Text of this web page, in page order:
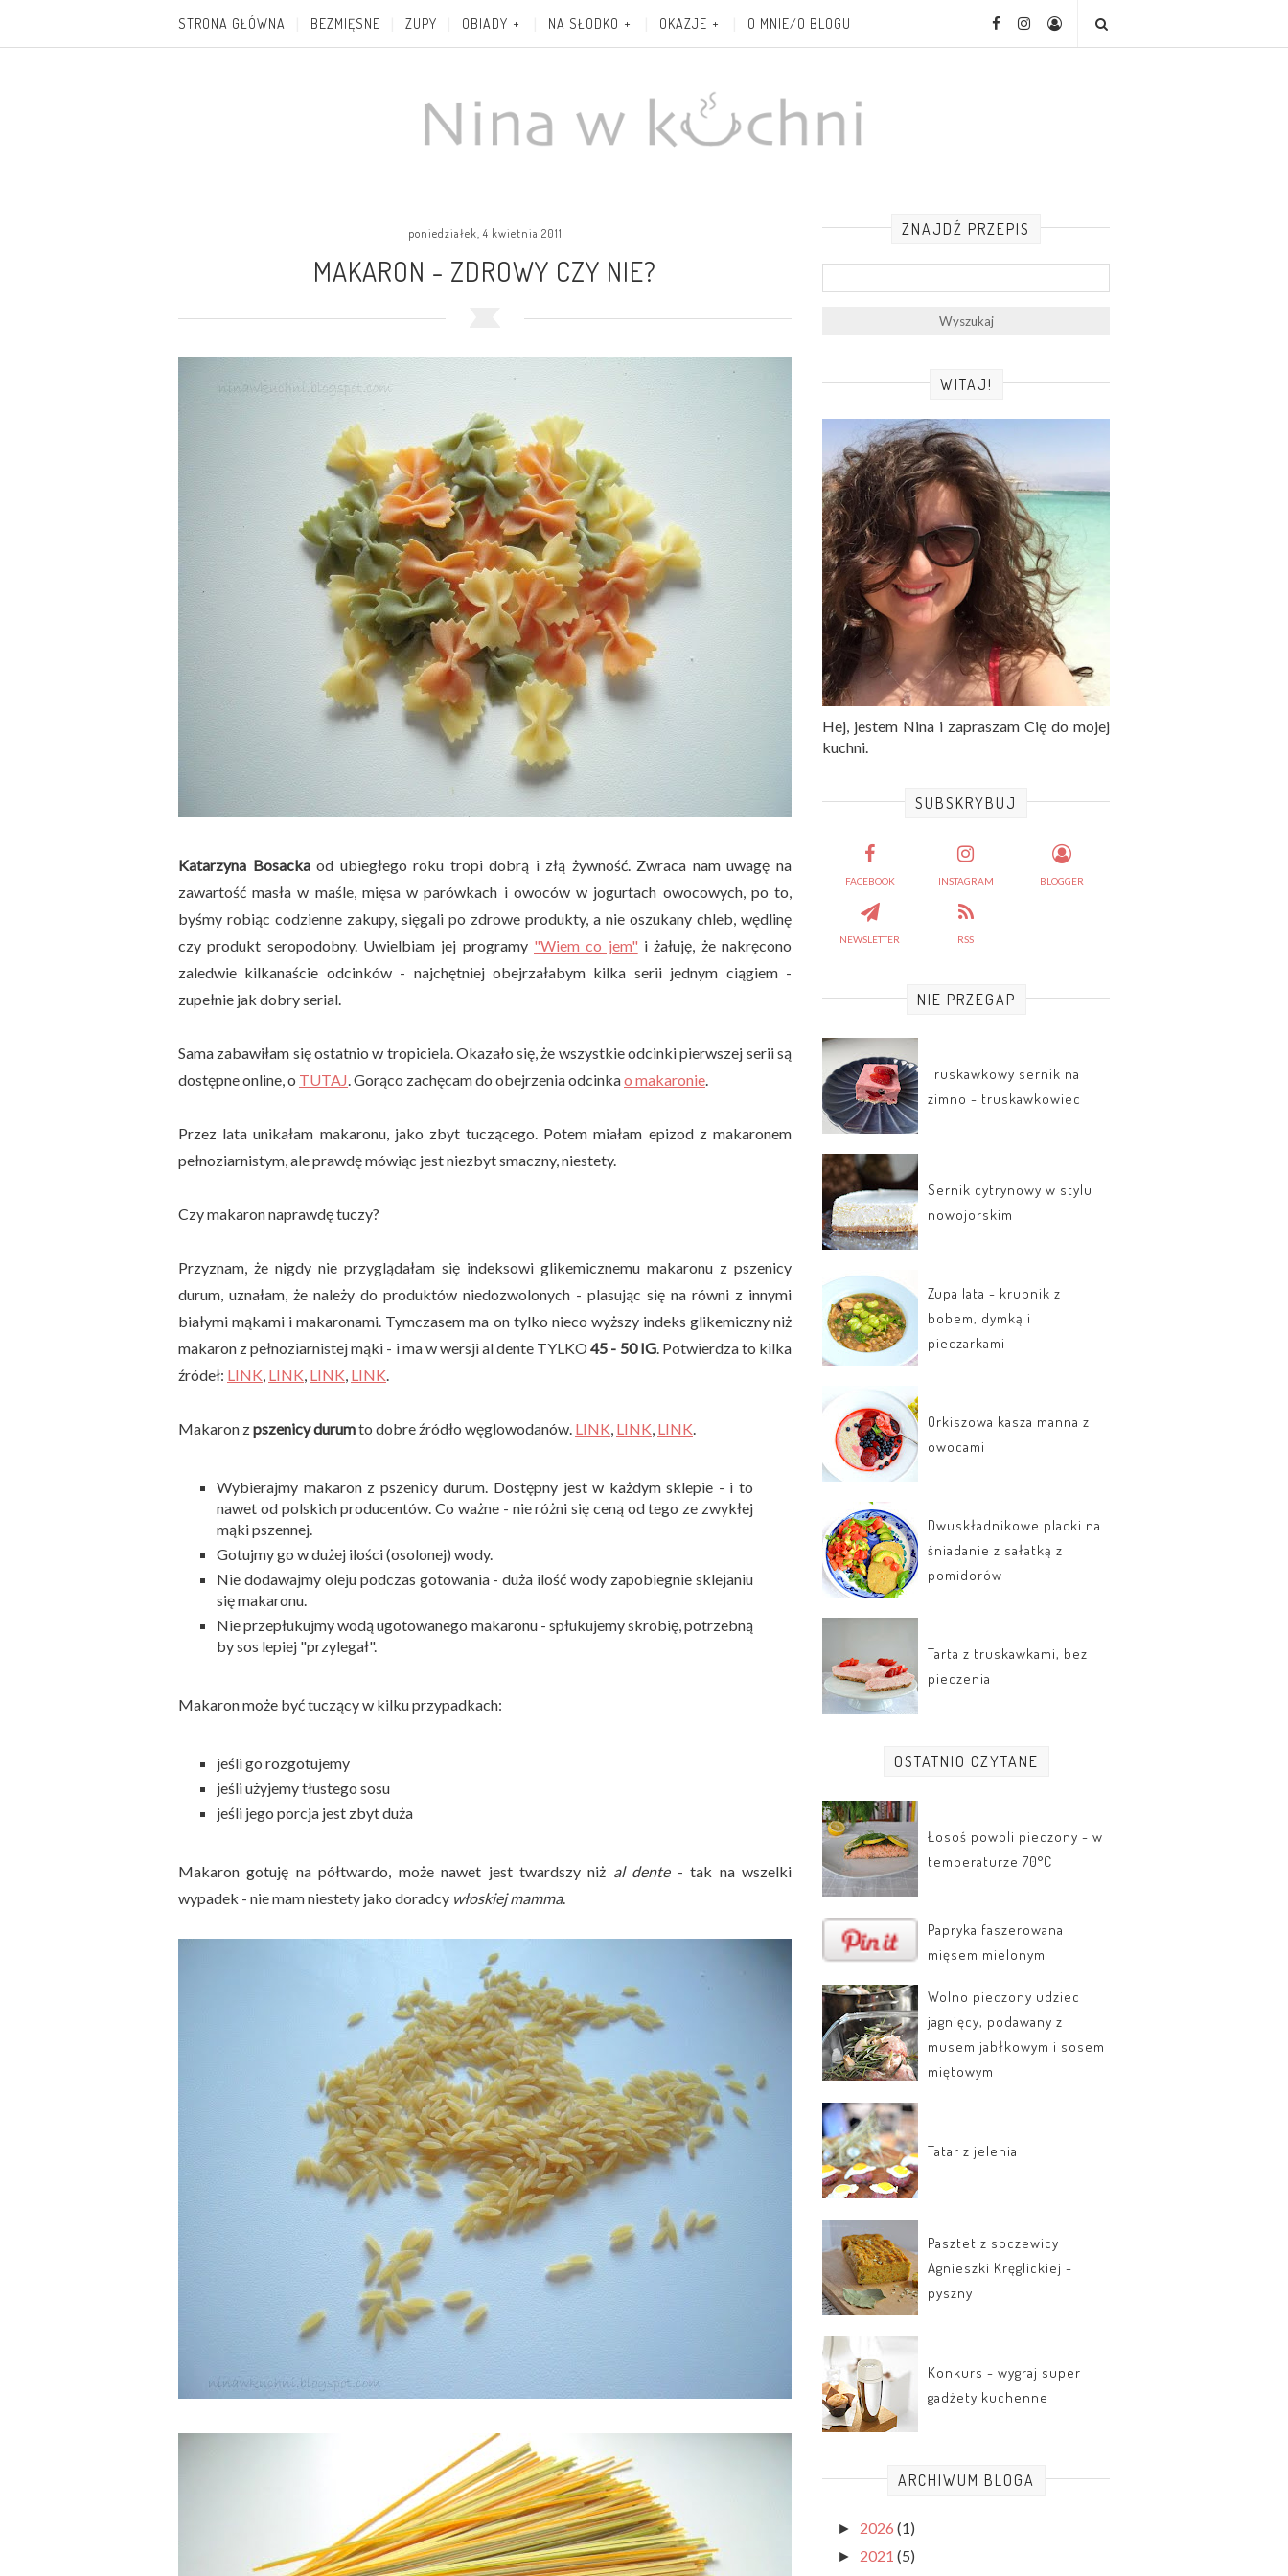
STRONA GŁÓWNA BEZMIĘSNE ZUPY OBIADY NA SŁODKO OKAZJE O MNIE/O BLOGU
poniedziałek, 4 kwietnia 2011
MAKARON - ZDROWY CZY NIE?
Katarzyna Bosackaod ubiegłego roku tropi dobrą i złą żywność. Zwraca nam uwagę na
zawartość masła w maśle, mięsa w parówkach i owoców w jogurtach owocowych, po to,
byśmy robiąc codzienne zakupy, sięgali po zdrowe produkty, a nie oszukany chleb, wędlinę
czy produkt seropodobny. Uwielbiam jej programy "Wiem co jem" i żałuję, że nakręcono
zaledwie kilkanaście odcinków - najchętniej obejrzałabym kilka serii jednym ciągiem -
zupełnie jak dobry serial.
Sama zabawiłam się ostatnio w tropiciela. Okazało się, że wszystkie odcinki pierwszej serii są
dostępne online, o TUTAJ. Gorąco zachęcam do obejrzenia odcinkao makaronie.
Przez lata unikałam makaronu, jako zbyt tuczącego. Potem miałam epizod z makaronem
pełnoziarnistym, ale prawdę mówiąc jest niezbyt smaczny, niestety.
Czy makaron naprawdę tuczy?
Przyznam, że nigdy nie przyglądałam się indeksowi glikemicznemu makaronu z pszenicy
durum, uznałam, że należy do produktów niedozwolonych - plasując się na równi z innymi
białymi mąkami i makaronami. Tymczasem ma on tylko nieco wyższy indeks glikemiczny niż
makaron z pełnoziarnistej mąki - i ma w wersji al dente TYLKO45 - 50 IG. Potwierdza to kilka
źródeł: LINK, LINK, LINK, LINK.
Makaron zpszenicy durumto dobre źródło węglowodanów. LINK, LINK, LINK.
Wybierajmy makaron z pszenicy durum. Dostępny jest w każdym sklepie - i to
nawet od polskich producentów. Co ważne - nie różni się ceną od tego ze zwykłej
mąki pszennej.
Gotujmy go w dużej ilości (osolonej) wody.
Nie dodawajmy oleju podczas gotowania - duża ilość wody zapobiegnie sklejaniu
się makaronu.
Nie przepłukujmy wodą ugotowanego makaronu - spłukujemy skrobię, potrzebną
by sos lepiej "przylegał".
Makaron może być tuczący w kilku przypadkach:
jeśli go rozgotujemy
jeśli użyjemy tłustego sosu
jeśli jego porcja jest zbyt duża
Makaron gotuję na półtwardo, może nawet jest twardszy niż al dente- tak na wszelki
wypadek - nie mam niestety jako doradcy włoskiej mamma.
ZNAJDŹ PRZEPIS
WITAJ!
Hej, jestem Nina i zapraszam Cię do mojej
kuchni.
SUBSKRYBUJ
FACEBOOK INSTAGRAM BLOGGER
NEWSLETTER RSS
NIE PRZEGAP
Truskawkowy sernik na
zimno - truskawkowiec
Sernik cytrynowy w stylu
nowojorskim
Zupa lata - krupnik z
bobem, dymką i
pieczarkami
Orkiszowa kasza manna z
owocami
Dwuskładnikowe placki na
śniadanie z sałatką z
pomidorów
Tarta z truskawkami, bez
pieczenia
OSTATNIO CZYTANE
Łosoś powoli pieczony - w
temperaturze 70°C
Papryka faszerowana
mięsem mielonym
Wolno pieczony udziec
jagnięcy, podawany z
musem jabłkowym i sosem
miętowym
Tatar z jelenia
Pasztet z soczewicy
Agnieszki Kręglickiej -
pyszny
Konkurs - wygraj super
gadżety kuchenne
ARCHIWUM BLOGA
► 2026 (1)
► 2021 (5)